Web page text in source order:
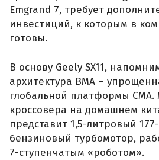
Emgrand 7, требует
инвестиций, к которым в
готовы.
В основу Geely SX11,
архитектура BMA –
глобальной платформы
кроссовера на домашнем
представит 1,5-литровый
бензиновый турбомотор,
7-ступенчатым «роботом».